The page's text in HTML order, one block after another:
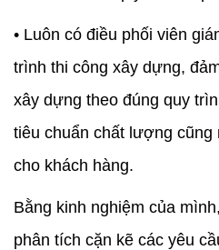
• Luôn có điều phối viên
trình thi công xây dựng,
xây dựng theo đúng quy
tiêu chuẩn chất lượng
cho khách hàng.
Bằng kinh nghiệm của mình,
phân tích cặn kẽ các yêu